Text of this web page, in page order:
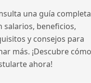
una guía completa
salarios, beneficios,
y consejos para
más. ¡Descubre cómo
ahora!